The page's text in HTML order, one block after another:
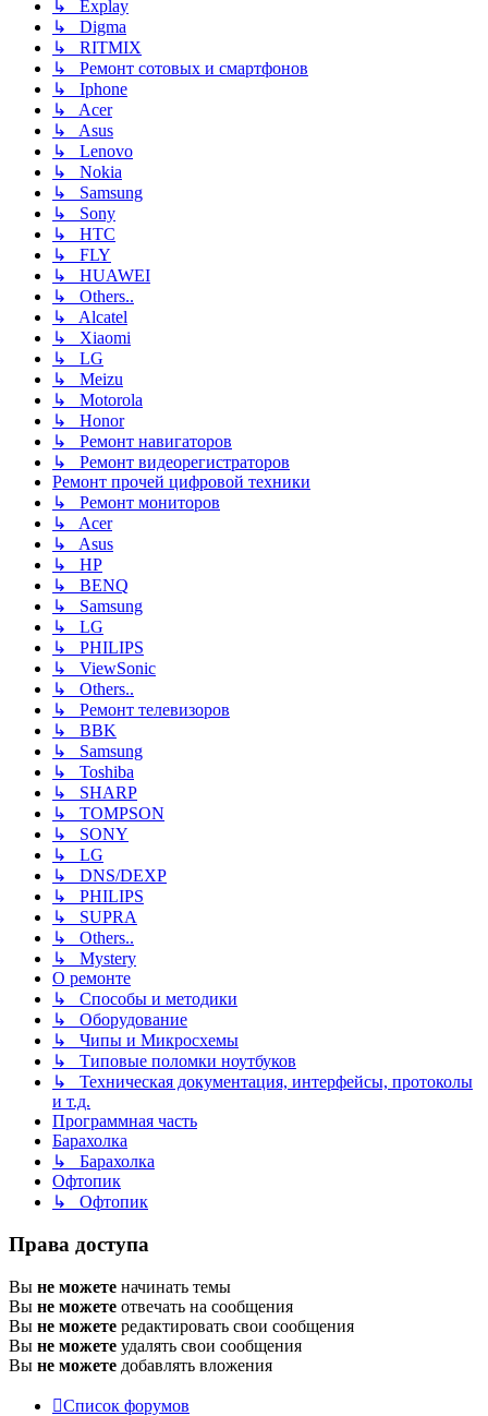
↳ Explay
↳ Digma
↳ RITMIX
↳ Ремонт сотовых и смартфонов
↳ Iphone
↳ Acer
↳ Asus
↳ Lenovo
↳ Nokia
↳ Samsung
↳ Sony
↳ HTC
↳ FLY
↳ HUAWEI
↳ Others..
↳ Alcatel
↳ Xiaomi
↳ LG
↳ Meizu
↳ Motorola
↳ Honor
↳ Ремонт навигаторов
↳ Ремонт видеорегистраторов
Ремонт прочей цифровой техники
↳ Ремонт мониторов
↳ Acer
↳ Asus
↳ HP
↳ BENQ
↳ Samsung
↳ LG
↳ PHILIPS
↳ ViewSonic
↳ Others..
↳ Ремонт телевизоров
↳ BBK
↳ Samsung
↳ Toshiba
↳ SHARP
↳ TOMPSON
↳ SONY
↳ LG
↳ DNS/DEXP
↳ PHILIPS
↳ SUPRA
↳ Others..
↳ Mystery
О ремонте
↳ Способы и методики
↳ Оборудование
↳ Чипы и Микросхемы
↳ Типовые поломки ноутбуков
↳ Техническая документация, интерфейсы, протоколы
и т.д.
Программная часть
Барахолка
↳ Барахолка
Офтопик
↳ Офтопик
Права доступа
Вы не можете начинать темы
Вы не можете отвечать на сообщения
Вы не можете редактировать свои сообщения
Вы не можете удалять свои сообщения
Вы не можете добавлять вложения
Список форумов